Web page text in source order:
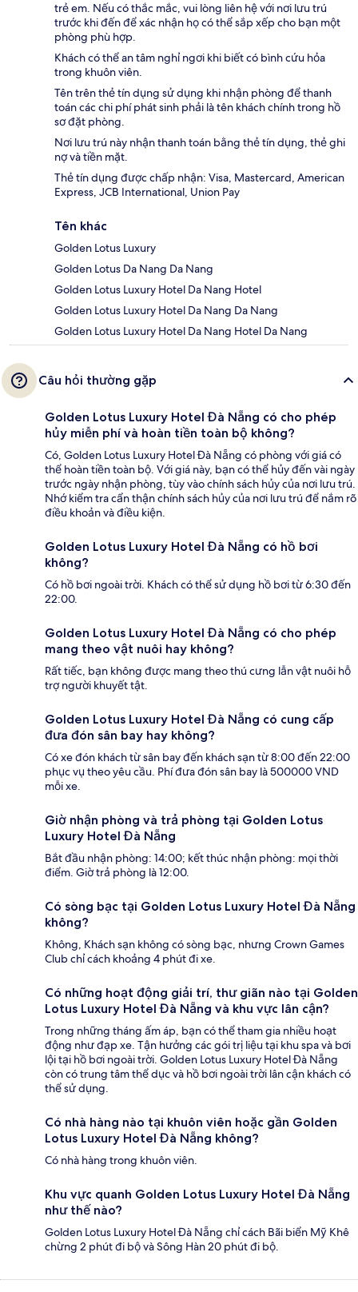
trẻ em. Nếu có thắc mắc, vui lòng liên hệ với nơi lưu trú
trước khi đến để xác nhận họ có thể sắp xếp cho bạn một
phòng phù hợp.
Khách có thể an tâm nghỉ ngơi khi biết có bình cứu hỏa
trong khuôn viên.
Tên trên thẻ tín dụng sử dụng khi nhận phòng để thanh
toán các chi phí phát sinh phải là tên khách chính trong hồ
sơ đặt phòng.
Nơi lưu trú này nhận thanh toán bằng thẻ tín dụng, thẻ ghi
nợ và tiền mặt.
Thẻ tín dụng được chấp nhận: Visa, Mastercard, American
Express, JCB International, Union Pay
Tên khác
Golden Lotus Luxury
Golden Lotus Da Nang Da Nang
Golden Lotus Luxury Hotel Da Nang Hotel
Golden Lotus Luxury Hotel Da Nang Da Nang
Golden Lotus Luxury Hotel Da Nang Hotel Da Nang
Câu hỏi thường gặp
Golden Lotus Luxury Hotel Đà Nẵng có cho phép
hủy miễn phí và hoàn tiền toàn bộ không?
Có, Golden Lotus Luxury Hotel Đà Nẵng có phòng với giá có
thể hoàn tiền toàn bộ. Với giá này, bạn có thể hủy đến vài ngày
trước ngày nhận phòng, tùy vào chính sách hủy của nơi lưu trú.
Nhớ kiểm tra cẩn thận chính sách hủy của nơi lưu trú để nắm rõ
điều khoản và điều kiện.
Golden Lotus Luxury Hotel Đà Nẵng có hồ bơi
không?
Có hồ bơi ngoài trời. Khách có thể sử dụng hồ bơi từ 6:30 đến
22:00.
Golden Lotus Luxury Hotel Đà Nẵng có cho phép
mang theo vật nuôi hay không?
Rất tiếc, bạn không được mang theo thú cưng lẫn vật nuôi hỗ
trợ người khuyết tật.
Golden Lotus Luxury Hotel Đà Nẵng có cung cấp
đưa đón sân bay hay không?
Có xe đón khách từ sân bay đến khách sạn từ 8:00 đến 22:00
phục vụ theo yêu cầu. Phí đưa đón sân bay là 500000 VND
mỗi xe.
Giờ nhận phòng và trả phòng tại Golden Lotus
Luxury Hotel Đà Nẵng
Bắt đầu nhận phòng: 14:00; kết thúc nhận phòng: mọi thời
điểm. Giờ trả phòng là 12:00.
Có sòng bạc tại Golden Lotus Luxury Hotel Đà Nẵng
không?
Không, Khách sạn không có sòng bạc, nhưng Crown Games
Club chỉ cách khoảng 4 phút đi xe.
Có những hoạt động giải trí, thư giãn nào tại Golden
Lotus Luxury Hotel Đà Nẵng và khu vực lân cận?
Trong những tháng ấm áp, bạn có thể tham gia nhiều hoạt
động như đạp xe. Tận hưởng các gói trị liệu tại khu spa và bơi
lội tại hồ bơi ngoài trời. Golden Lotus Luxury Hotel Đà Nẵng
còn có trung tâm thể dục và hồ bơi ngoài trời lân cận khách có
thể sử dụng.
Có nhà hàng nào tại khuôn viên hoặc gần Golden
Lotus Luxury Hotel Đà Nẵng không?
Có nhà hàng trong khuôn viên.
Khu vực quanh Golden Lotus Luxury Hotel Đà Nẵng
như thế nào?
Golden Lotus Luxury Hotel Đà Nẵng chỉ cách Bãi biển Mỹ Khê
chừng 2 phút đi bộ và Sông Hàn 20 phút đi bộ.